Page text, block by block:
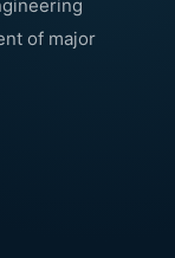
of major